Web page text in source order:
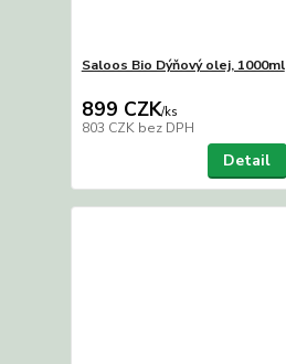
Saloos Bio Dýňový olej, 1000ml
899 CZK/ks
803 CZK bez DPH
Detail